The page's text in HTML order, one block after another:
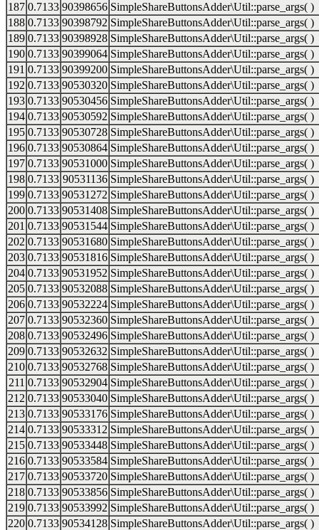
187 0.7133 90398656 SimpleShareButtonsAdder\Util::parse_args( )
188 0.7133 90398792 SimpleShareButtonsAdder\Util::parse_args( )
189 0.7133 90398928 SimpleShareButtonsAdder\Util::parse_args( )
190 0.7133 90399064 SimpleShareButtonsAdder\Util::parse_args( )
191 0.7133 90399200 SimpleShareButtonsAdder\Util::parse_args( )
192 0.7133 90530320 SimpleShareButtonsAdder\Util::parse_args( )
193 0.7133 90530456 SimpleShareButtonsAdder\Util::parse_args( )
194 0.7133 90530592 SimpleShareButtonsAdder\Util::parse_args( )
195 0.7133 90530728 SimpleShareButtonsAdder\Util::parse_args( )
196 0.7133 90530864 SimpleShareButtonsAdder\Util::parse_args( )
197 0.7133 90531000 SimpleShareButtonsAdder\Util::parse_args( )
198 0.7133 90531136 SimpleShareButtonsAdder\Util::parse_args( )
199 0.7133 90531272 SimpleShareButtonsAdder\Util::parse_args( )
200 0.7133 90531408 SimpleShareButtonsAdder\Util::parse_args( )
201 0.7133 90531544 SimpleShareButtonsAdder\Util::parse_args( )
202 0.7133 90531680 SimpleShareButtonsAdder\Util::parse_args( )
203 0.7133 90531816 SimpleShareButtonsAdder\Util::parse_args( )
204 0.7133 90531952 SimpleShareButtonsAdder\Util::parse_args( )
205 0.7133 90532088 SimpleShareButtonsAdder\Util::parse_args( )
206 0.7133 90532224 SimpleShareButtonsAdder\Util::parse_args( )
207 0.7133 90532360 SimpleShareButtonsAdder\Util::parse_args( )
208 0.7133 90532496 SimpleShareButtonsAdder\Util::parse_args( )
209 0.7133 90532632 SimpleShareButtonsAdder\Util::parse_args( )
210 0.7133 90532768 SimpleShareButtonsAdder\Util::parse_args( )
211 0.7133 90532904 SimpleShareButtonsAdder\Util::parse_args( )
212 0.7133 90533040 SimpleShareButtonsAdder\Util::parse_args( )
213 0.7133 90533176 SimpleShareButtonsAdder\Util::parse_args( )
214 0.7133 90533312 SimpleShareButtonsAdder\Util::parse_args( )
215 0.7133 90533448 SimpleShareButtonsAdder\Util::parse_args( )
216 0.7133 90533584 SimpleShareButtonsAdder\Util::parse_args( )
217 0.7133 90533720 SimpleShareButtonsAdder\Util::parse_args( )
218 0.7133 90533856 SimpleShareButtonsAdder\Util::parse_args( )
219 0.7133 90533992 SimpleShareButtonsAdder\Util::parse_args( )
220 0.7133 90534128 SimpleShareButtonsAdder\Util::parse_args( )